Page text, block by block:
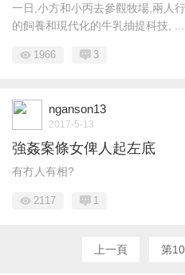
一日,小方和小丙去參觀牧場,兩人
的飼養和現代化的牛乳抽提科技, ...
1966 3
nganson13
2017-5-13
強姦案條女俾人起左底
有冇人有相?
2117 1
上一頁 第